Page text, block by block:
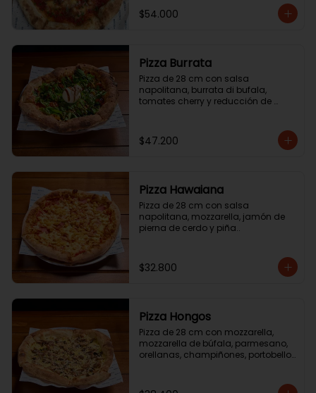
$54.000
Pizza Burrata
Pizza de 28 cm con salsa
napolitana, burrata di bufala,
tomates cherry y reducción de
$47.200
Pizza Hawaiana
Pizza de 28 cm con salsa
napolitana, mozzarella, jamón de
pierna de cerdo y piña..
$32.800
Pizza Hongos
Pizza de 28 cm con mozzarella,
mozzarella de búfala, parmesano,
orellanas, champiñones, portobello